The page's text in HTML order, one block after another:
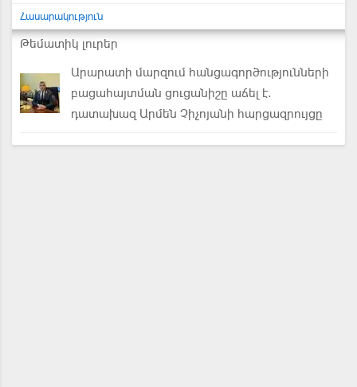
Հասարակություն
Թեմատիկ լուրեր
Արարատի մարզում հանցագործությունների
բացահայտման ցուցանիշը աճել է.
դատախազ Արմեն Չիչոյանի հարցազրույցը